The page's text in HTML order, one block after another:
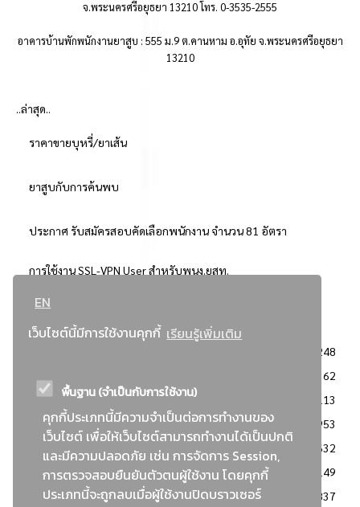
EN
เว็บไซต์นี้มีการใช้งานคุกกี้ เรียนรู้เพิ่มเติม
พื้นฐาน (จำเป็นกับการใช้งาน)
คุกกี้ประเภทนี้มีความจำเป็นต่อการทำงานของ
เว็บไซต์ เพื่อให้เว็บไซต์สามารถทำงานได้เป็นปกติ
และมีความปลอดภัย เช่น การจัดการ Session,
การตรวจสอบยืนยันตัวตนผู้ใช้งาน โดยคุกกี้
ประเภทนี้จะถูกลบเมื่อผู้ใช้งานปิดบราวเซอร์
จ.พระนครศรีอยุธยา 13210 โทร. 0-3535-2555
อาคารบ้านพักพนักงานยาสูบ : 555 ม.9 ต.คานหาม อ.อุทัย จ.พระนครศรีอยุธยา
13210
..ล่าสุด..
ราคาขายบุหรี่/ยาเส้น
ยาสูบกับการค้นพบ
ประกาศ รับสมัครสอบคัดเลือกพนักงาน จำนวน 81 อัตรา
การใช้งาน SSL-VPN User สำหรับพนง.ยสท.
..ยอดนิยม..
3248
2362
: วิธีเฉพาะเจาะจง
2113
ข่าวสาร/ประกาศ
1953
: เอกสารส่งเสริมความโปร่งใสในการจัดซื้อจัดจ้าง
1632
ข่าวสารจัดซื้อจัดจ้าง
1149
: แผนการจัดซื้อจัดจ้าง
837